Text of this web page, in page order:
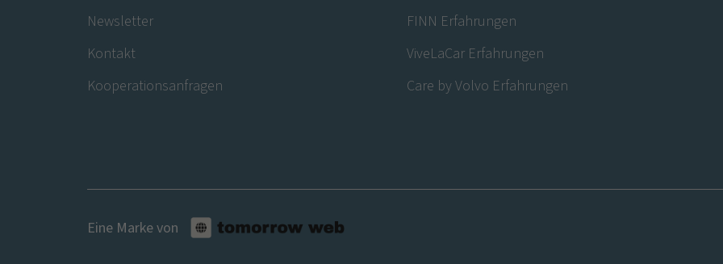
Newsletter
Kontakt
Kooperationsanfragen
FINN Erfahrungen
ViveLaCar Erfahrungen
Care by Volvo Erfahrungen
Eine Marke von